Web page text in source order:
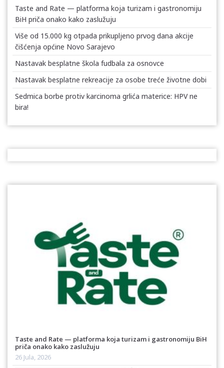
Taste and Rate — platforma koja turizam i gastronomiju
BiH priča onako kako zaslužuju
Više od 15.000 kg otpada prikupljeno prvog dana akcije
čišćenja općine Novo Sarajevo
Nastavak besplatne škola fudbala za osnovce
Nastavak besplatne rekreacije za osobe treće životne dobi
Sedmica borbe protiv karcinoma grlića materice: HPV ne
bira!
Taste and Rate — platforma koja turizam i gastronomiju BiH
priča onako kako zaslužuju
26 Jula, 2026